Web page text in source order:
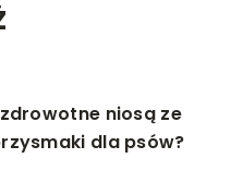
niosą ze
dla psów?